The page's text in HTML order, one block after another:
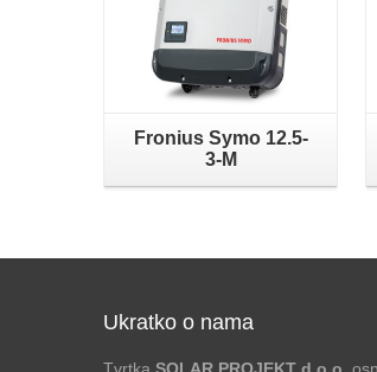
Fronius Symo 12.5-
3-M
Ukratko o nama